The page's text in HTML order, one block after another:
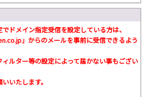
ドメイン指定受信を設定している方は、
」 からのメールを事前に受信できるよう
ルター等の設定によって届かない事もござい
いたします。